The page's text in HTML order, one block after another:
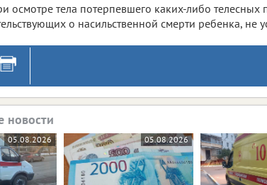
осмотре тела потерпевшего каких-либо телесных
о насильственной смерти ребенка, не
новости
05.08.2026 05.08.2026